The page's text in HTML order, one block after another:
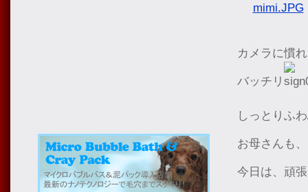
カメラに慣
バッチリ
しっとりふ
お母さんも
今日は、頑